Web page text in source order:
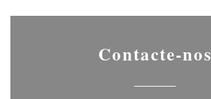
Contacte-nos